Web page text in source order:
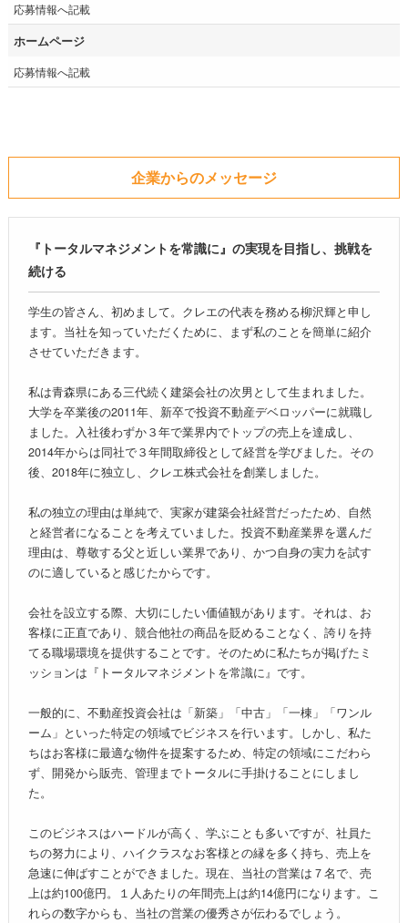
応募情報へ記載
ホームページ
応募情報へ記載
企業からのメッセージ
『トータルマネジメントを常識に』の実現を目指し、挑戦を
続ける
学生の皆さん、初めまして。クレエの代表を務める柳沢輝と申し
ます。当社を知っていただくために、まず私のことを簡単に紹介
させていただきます。
私は青森県にある三代続く建築会社の次男として生まれました。
大学を卒業後の2011年、新卒で投資不動産デベロッパーに就職し
ました。入社後わずか３年で業界内でトップの売上を達成し、
2014年からは同社で３年間取締役として経営を学びました。その
後、2018年に独立し、クレエ株式会社を創業しました。
私の独立の理由は単純で、実家が建築会社経営だったため、自然
と経営者になることを考えていました。投資不動産業界を選んだ
理由は、尊敬する父と近しい業界であり、かつ自身の実力を試す
のに適していると感じたからです。
会社を設立する際、大切にしたい価値観があります。それは、お
客様に正直であり、競合他社の商品を貶めることなく、誇りを持
てる職場環境を提供することです。そのために私たちが掲げたミ
ッションは『トータルマネジメントを常識に』です。
一般的に、不動産投資会社は「新築」「中古」「一棟」「ワンル
ーム」といった特定の領域でビジネスを行います。しかし、私た
ちはお客様に最適な物件を提案するため、特定の領域にこだわら
ず、開発から販売、管理までトータルに手掛けることにしまし
た。
このビジネスはハードルが高く、学ぶことも多いですが、社員た
ちの努力により、ハイクラスなお客様との縁を多く持ち、売上を
急速に伸ばすことができました。現在、当社の営業は７名で、売
上は約100億円。１人あたりの年間売上は約14億円になります。こ
れらの数字からも、当社の営業の優秀さが伝わるでしょう。